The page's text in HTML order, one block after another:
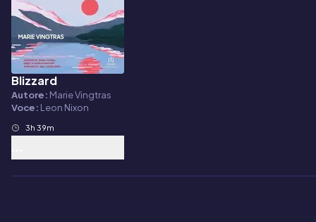
Audiolibro
Blizzard
Autore: Marie Vingtras
Voce: Leon Nixon
3h 39m